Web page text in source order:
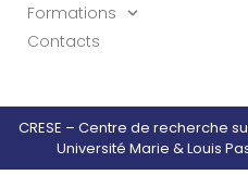
Formations
Contacts
CRESE – Centre de recherche
Université Marie & Louis